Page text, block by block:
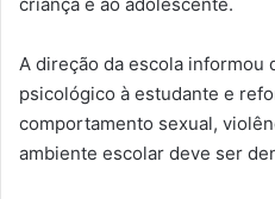
A direção da escola informou
psicológico à estudante e
comportamento sexual,
ambiente escolar deve ser